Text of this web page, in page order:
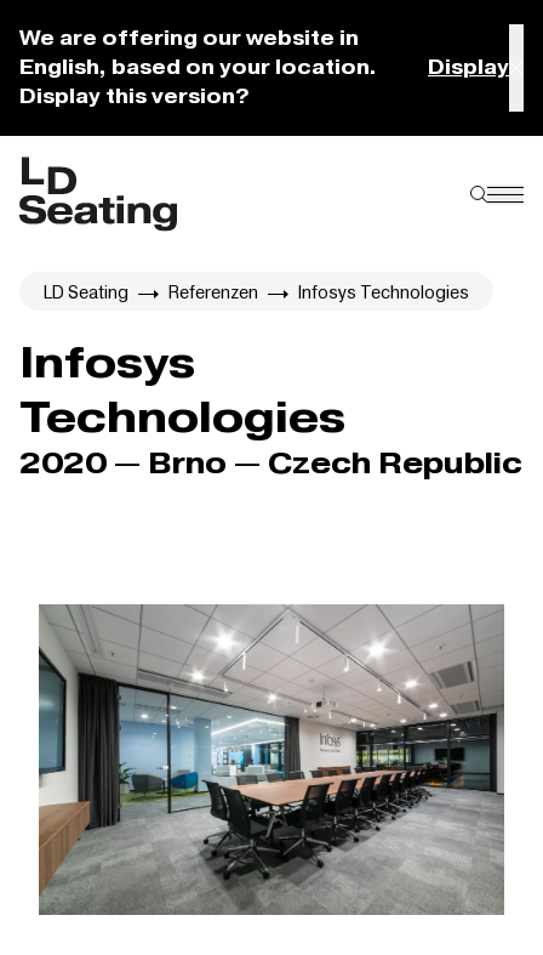
We are offering our website in
English, based on your location.
Display this version?
Display
LD Seating Referenzen Infosys Technologies
Infosys
Technologies
2020 — Brno — Czech Republic